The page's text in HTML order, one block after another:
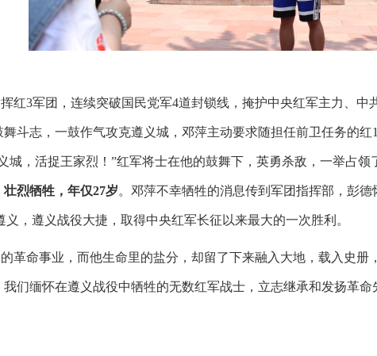
红3军团，连续突破国民党军4道封锁线，掩护中央红军主力、中
斗志，一鼓作气攻克遵义城，邓萍主动要求随担任前卫任务的红
，活捉王家烈！”红军将士在他的鼓舞下，英勇杀敌，一举占领
烈牺牲，年仅27岁。邓萍不幸牺牲的消息传到军团指挥部，彭
义，遵义战役大捷，取得中央红军长征以来最大的一次胜利。
革命事业，而他生命里的盐分，却留了下来融入大地，载入史
们缅怀在遵义战役中牺牲的无数红军战士，立志继承和发扬革